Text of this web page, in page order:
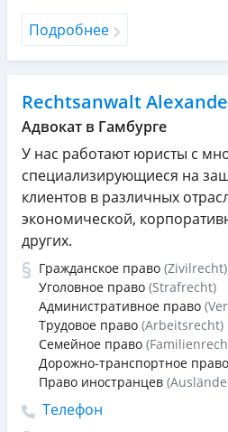
Подробнее
Rechtsanwalt
Адвокат в Гамбурге
У нас работают юристы с
специализирующиеся на
клиентов в различных
экономической,
других.
Гражданское право (Zivilrecht)
Уголовное право (Strafrecht)
Административное право
Трудовое право (Arbeitsrecht)
Семейное право
Дорожно-транспортное право
Право иностранцев
Телефон